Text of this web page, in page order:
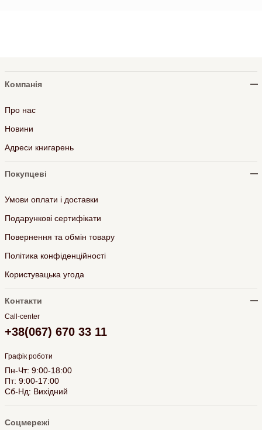
Компанія
Про нас
Новини
Адреси книгарень
Покупцеві
Умови оплати і доставки
Подарункові сертифікати
Повернення та обмін товару
Політика конфіденційності
Користувацька угода
Контакти
Call-center
+38(067) 670 33 11
Графік роботи
Пн-Чт: 9:00-18:00
Пт: 9:00-17:00
Сб-Нд: Вихідний
Соцмережі